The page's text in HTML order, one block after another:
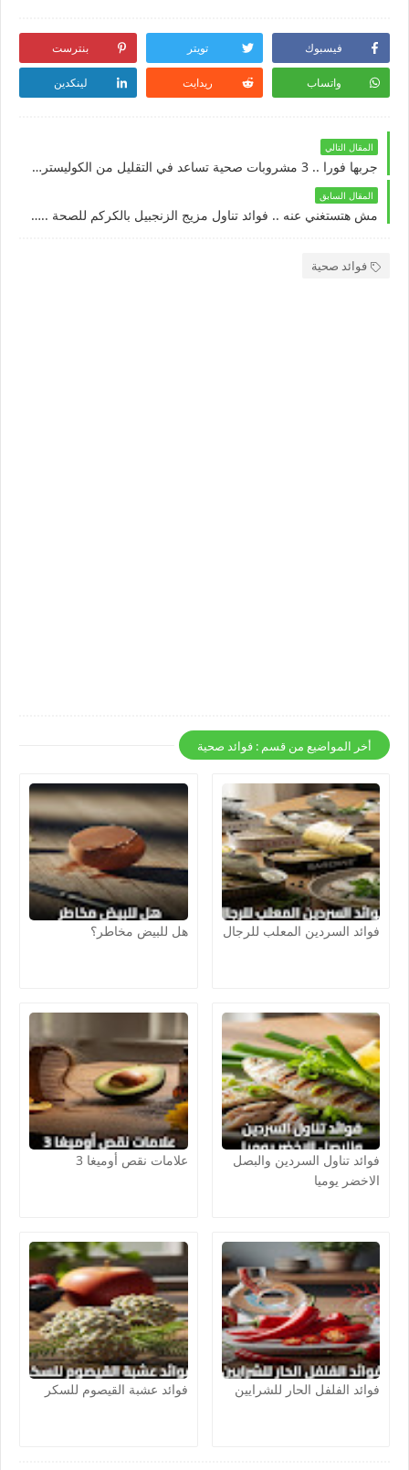
فيسبوك تويتر بنترست
واتساب ريدايت لينكدين
المقال التالي
جربها فورا .. 3 مشروبات صحية تساعد في التقليل من الكوليسترول الضار
المقال السابق
مش هتستغني عنه .. فوائد تناول مزيج الزنجبيل بالكركم للصحة .. نتائج مدهشة
فوائد صحية
أخر المواضيع من قسم : فوائد صحية
فوائد السردين المعلب للرجال هل للبيض مخاطر؟
فوائد تناول السردين والبصل
الاخضر يوميا
علامات نقص أوميغا 3
فوائد الفلفل الحار للشرايين فوائد عشبة القيصوم للسكر